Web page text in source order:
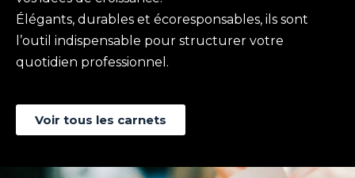
Élégants, durables et écoresponsables, ils sont
l’outil indispensable pour structurer votre
quotidien professionnel.
Voir tous les carnets